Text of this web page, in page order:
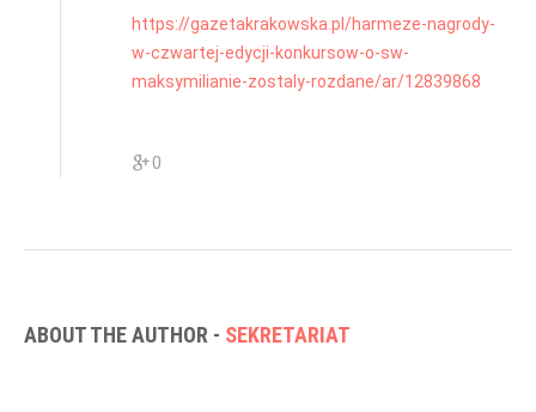
https://gazetakrakowska.pl/harmeze-nagrody-
w-czwartej-edycji-konkursow-o-sw-
maksymilianie-zostaly-rozdane/ar/12839868
0
ABOUT THE AUTHOR - SEKRETARIAT